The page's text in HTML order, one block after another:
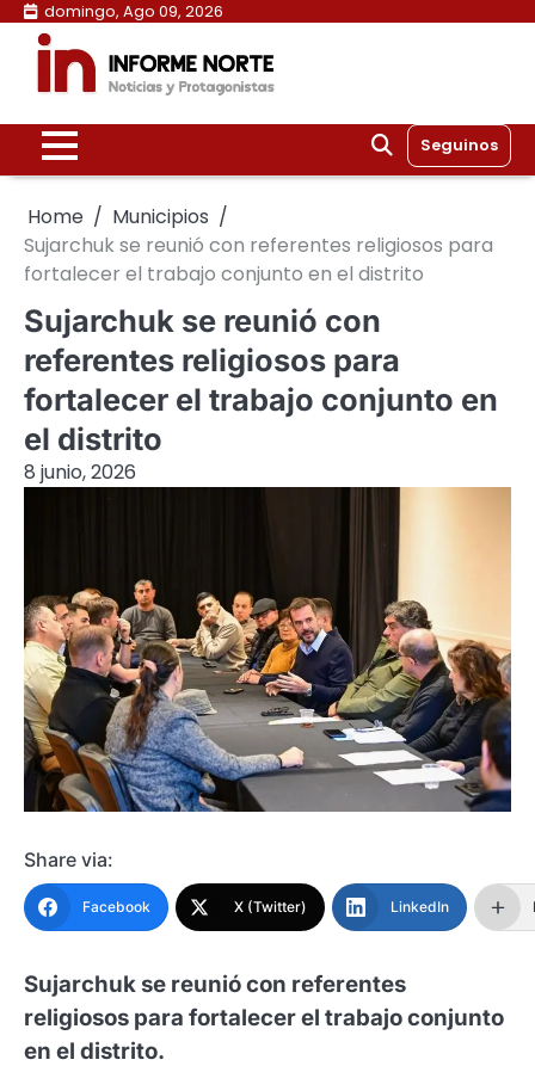
Skip
content
domingo, Ago 09, 2026
Seguinos
Home
Municipios
Sujarchuk se reunió con referentes religiosos para
fortalecer el trabajo conjunto en el distrito
Sujarchuk se reunió con
referentes religiosos para
fortalecer el trabajo conjunto en
el distrito
8 junio, 2026
Share via:
Facebook X (Twitter) LinkedIn
Sujarchuk se reunió con referentes
religiosos para fortalecer el trabajo conjunto
en el distrito.